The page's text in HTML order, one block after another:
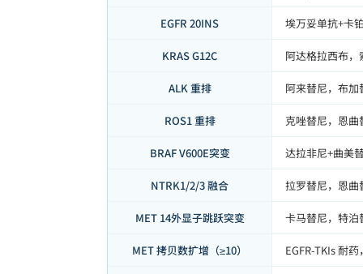
EGFR 20INS 埃万妥单抗+卡
KRAS G12C 阿达格拉西布
ALK 重排 阿来替尼，布
ROS1 重排 克唑替尼，恩
BRAF V600E突变 达拉非尼+曲美
NTRK1/2/3 融合 拉罗替尼，恩
MET 14外显子跳跃突变 卡马替尼，特
MET 拷贝数扩增（≥10） EGFR-TKIs 耐